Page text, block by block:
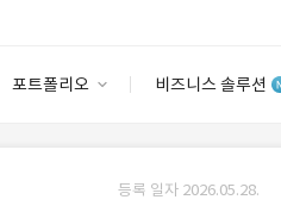
포트폴리오 비즈니스 솔루션
안심 코드 케어
등록 일자 2026.05.28.